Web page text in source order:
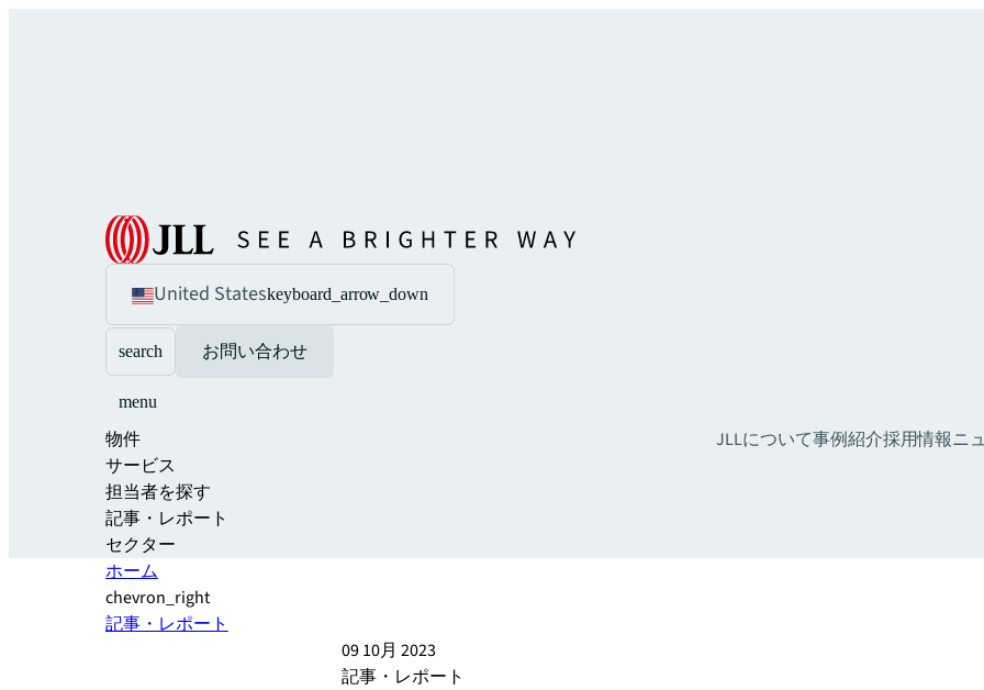
United Stateskeyboard_arrow_down
search お問い合わせ
menu
物件
サービス
担当者を探す
記事・レポート
セクター
JLLについて事例紹介採用情報ニ
ホーム
chevron_right
記事・レポート
09 10月 2023
記事・レポート